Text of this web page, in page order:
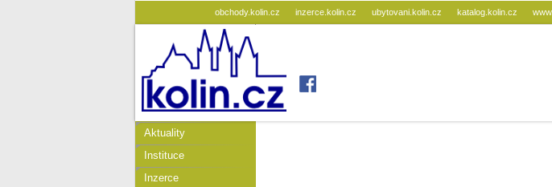
obchody.kolin.cz inzerce.kolin.cz ubytovani.kolin.cz katalog.kolin.cz
Aktuality
Instituce
Inzerce